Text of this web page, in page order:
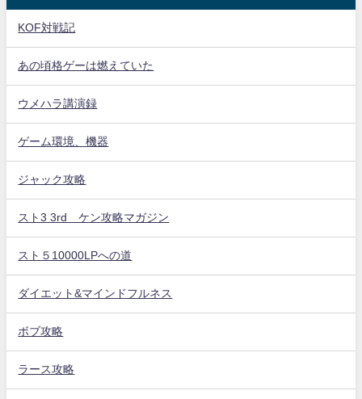
KOF対戦記
あの頃格ゲーは燃えていた
ウメハラ講演録
ゲーム環境、機器
ジャック攻略
スト3 3rd ケン攻略マガジン
スト５10000LPへの道
ダイエット&マインドフルネス
ボブ攻略
ラース攻略